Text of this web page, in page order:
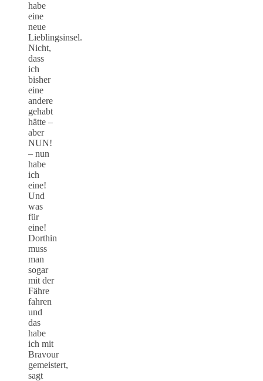
habe
eine
neue
Lieblingsinsel.
Nicht,
dass
ich
bisher
eine
andere
gehabt
hätte –
aber
NUN!
– nun
habe
ich
eine!
Und
was
für
eine!
Dorthin
muss
man
sogar
mit der
Fähre
fahren
und
das
habe
ich mit
Bravour
gemeistert,
sagt